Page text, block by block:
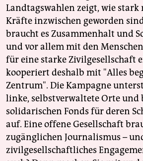
Landtagswahlen zeigt, wie stark
Kräfte inzwischen geworden
braucht es Zusammenhalt und
und vor allem mit den
für eine starke Zivilgesellschaft
kooperiert deshalb mit "Alles
Zentrum". Die Kampagne
linke, selbstverwaltete Orte und
solidarischen Fonds für deren
auf. Eine offene Gesellschaft
zugänglichen Journalismus –
zivilgesellschaftliches